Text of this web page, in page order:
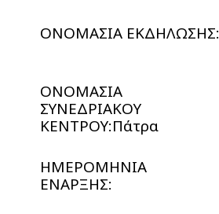
ΟΝΟΜΑΣΙΑ ΕΚΔΗΛΩΣΗΣ:
ΟΝΟΜΑΣΙΑ
ΣΥΝΕΔΡΙΑΚΟΥ
ΚΕΝΤΡΟΥ:Πάτρα
ΗΜΕΡΟΜΗΝΙΑ
ΕΝΑΡΞΗΣ: